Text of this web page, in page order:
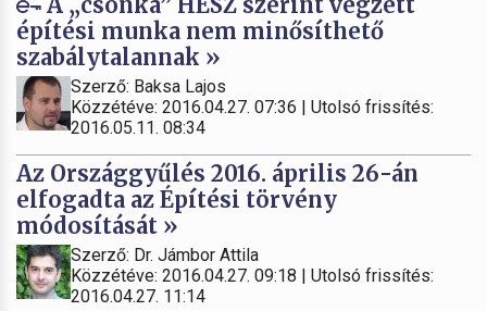
építési munka nem minősíthető
szabálytalannak »
Szerző: Baksa Lajos
Közzétéve: 2016.04.27. 07:36 | Utolsó frissítés:
2016.05.11. 08:34
Az Országgyűlés 2016. április 26-án
elfogadta az Építési törvény
módosítását »
Szerző: Dr. Jámbor Attila
Közzétéve: 2016.04.27. 09:18 | Utolsó frissítés:
2016.04.27. 11:14